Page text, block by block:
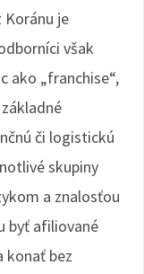
Koránu je
však
ako „franchise“,
či logistickú
skupiny
a znalosťou
byť afiliované
konať bez